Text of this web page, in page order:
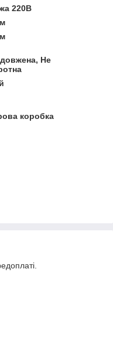
220В
Не
коробка